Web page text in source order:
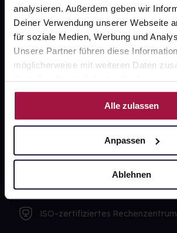
analysieren. Außerdem geben wir
Deiner Verwendung unserer Webseite
für soziale Medien, Werbung und
Unsere Partner führen diese
möglicherweise mit weiteren Daten
ihnen bereitgestellt hast oder die sie im
Nutzung der Dienste gesammelt haben.
Alle zulassen
Anpassen
Ablehnen
Ausgewählte Wunschprodukte
Lieferung für sofort verfügbare
Freie Wahl der Apotheke
Große Auswahl an Apotheken
Software Made in Germany
ISO-zertifiziertes Rechenzentrum